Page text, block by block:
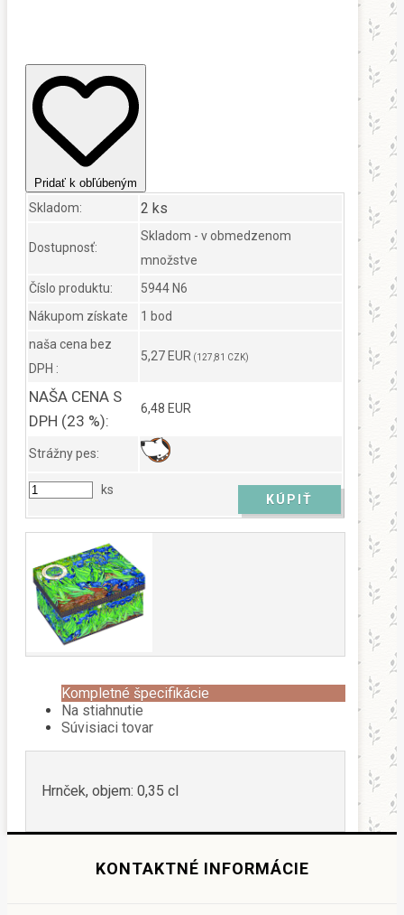
Pridať k obľúbeným
Skladom: 2 ks
Dostupnosť:
Skladom - v obmedzenom
množstve
Číslo produktu:
5944 N6
Nákupom získate
1 bod
naša cena bez
DPH :
5,27 EUR (127,81 CZK)
NAŠA CENA S
DPH (23 %):
6,48 EUR
Strážny pes:
ks
Kompletné špecifikácie
Na stiahnutie
Súvisiaci tovar
Hrnček, objem: 0,35 cl
KONTAKTNÉ INFORMÁCIE